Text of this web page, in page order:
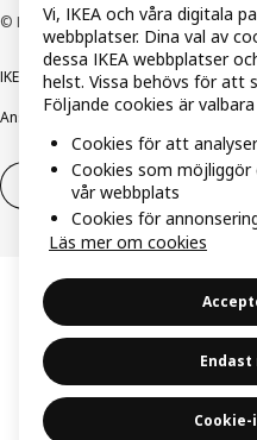
© Inter IKEA Systems B.V. 1999-2026
IKEA Family integritetspolicy
Ansvarsfullt avslöjandepolicy E-post
Utöva ångerrätt
Vi, IKEA och våra digitala
webbplatser. Dina val av
dessa IKEA webbplatser
helst. Vissa behövs för att
Följande cookies är
Cookies för att
Cookies som möjliggör
vår webbplats
Cookies för
Läs mer om cookies